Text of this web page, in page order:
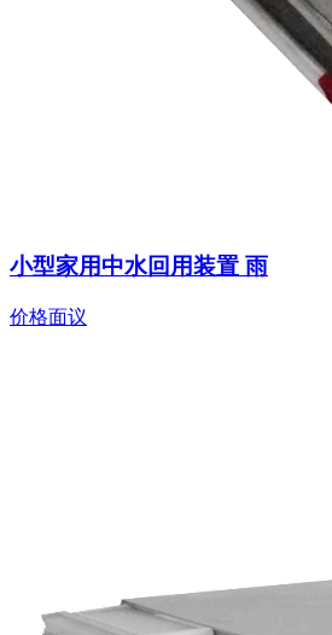
小型家用中水回用装置 雨
价格面议